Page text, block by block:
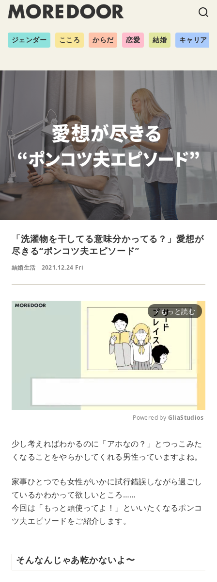
ジェンダー こころ からだ 恋愛 結婚 キャリア
「洗濯物を干してる意味分かってる？」愛想が
尽きる“ポンコツ夫エピソード”
結婚生活 2021.12.24 Fri
arrow_forward_ios もっと読む
u
t
Powered by GliaStudios
少し考えればわかるのに「アホなの？」とつっこみた
くなることをやらかしてくれる男性っていますよね。
家事ひとつでも女性がいかに試行錯誤しながら過ごし
ているかわかって欲しいところ……
今回は「もっと頭使ってよ！」といいたくなるポンコ
ツ夫エピソードをご紹介します。
そんなんじゃあ乾かないよ〜